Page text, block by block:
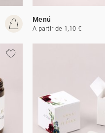
Menú
A partir de 1,10 €